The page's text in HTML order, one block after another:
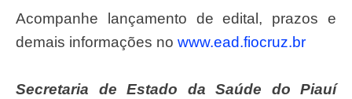
Acompanhe lançamento de edital, prazos e
demais informações no www.ead.fiocruz.br
Secretaria de Estado da Saúde do Piauí